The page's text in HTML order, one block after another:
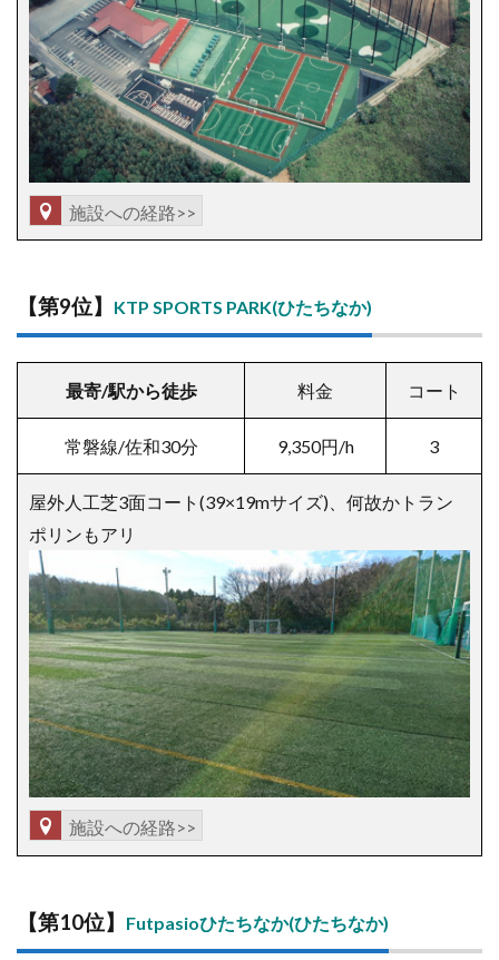
施設への経路>>
【第9位】 KTP SPORTS PARK(ひたちなか)
最寄/駅から徒歩 料金 コート
常磐線/佐和30分 9,350円/h 3
屋外人工芝3面コート(39×19mサイズ)、何故かトラン
ポリンもアリ
施設への経路>>
【第10位】 Futpasioひたちなか(ひたちなか)